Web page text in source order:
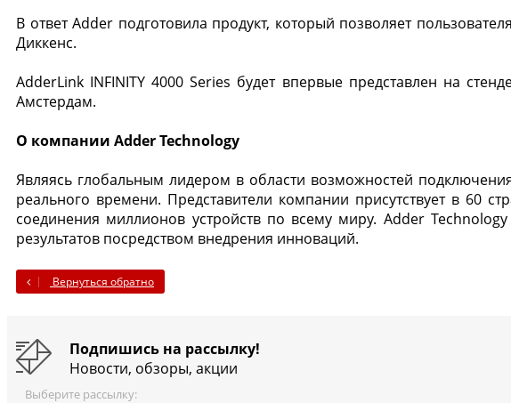
В ответ Adder подготовила продукт, который позволяет
Диккенс.
AdderLink INFINITY 4000 Series будет впервые представлен на
Амстердам.
О компании Adder Technology
Являясь глобальным лидером в области возможностей
реального времени. Представители компании присутствует в 60
соединения миллионов устройств по всему миру. Adder
результатов посредством внедрения инноваций.
Вернуться обратно
Подпишись на рассылку!
Новости, обзоры, акции
Выберите рассылку: